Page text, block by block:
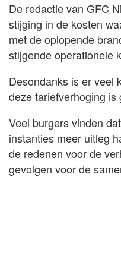
De redactie van GFC
stijging in de kosten
met de oplopende
stijgende operationele
Desondanks is er veel
deze tariefverhoging is
Veel burgers vinden
instanties meer uitleg
de redenen voor de
gevolgen voor de